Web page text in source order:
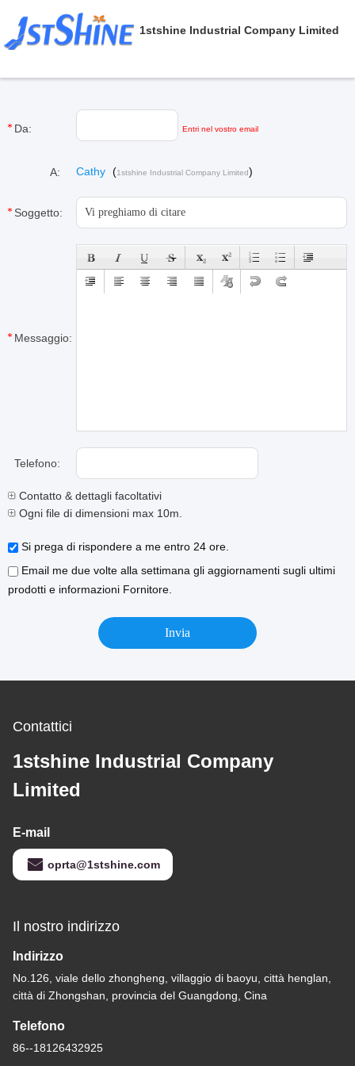
1stshine Industrial Company Limited
Da: Entri nel vostro email
A: Cathy (1stshine Industrial Company Limited)
Soggetto:
Messaggio:
Telefono:
Contatto & dettagli facoltativi
Ogni file di dimensioni max 10m.
Si prega di rispondere a me entro 24 ore.
Email me due volte alla settimana gli aggiornamenti sugli ultimi
prodotti e informazioni Fornitore.
Contattici
1stshine Industrial Company
Limited
E-mail
oprta@1stshine.com
Il nostro indirizzo
Indirizzo
No.126, viale dello zhongheng, villaggio di baoyu, città henglan,
città di Zhongshan, provincia del Guangdong, Cina
Telefono
86--18126432925